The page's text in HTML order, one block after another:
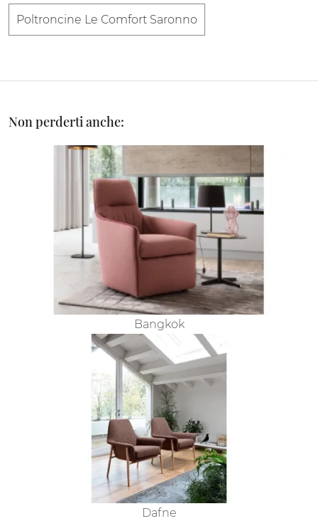
Poltroncine Le Comfort Saronno
Non perderti anche:
Bangkok
Dafne